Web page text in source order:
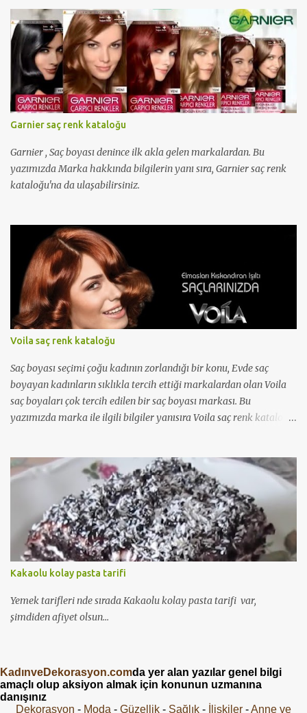
Garnier saç renk kataloğu
Garnier , Saç boyası denince ilk akla gelen markalardan. Bu
yazımızda Marka hakkında bilgilerin yanı sıra, Garnier saç renk
kataloğu'na da ulaşabilirsiniz.
Voila saç renk kataloğu
Saç boyası seçimi çoğu kadının zorlandığı bir konu, Evde saç
boyayan kadınların sıklıkla tercih ettiği markalardan olan Voila
saç boyaları çok tercih edilen bir saç boyası markası. Bu
yazımızda marka ile ilgili bilgiler yanısıra Voila saç renk kataloğu
Kakaolu kolay pasta tarifi
Yemek tarifleri nde sırada Kakaolu kolay pasta tarifi var,
şimdiden afiyet olsun...
KadınveDekorasyon.comda yer alan yazılar genel bilgi
amaçlı olup aksiyon almak için konunun uzmanına
danışınız
Dekorasyon - Moda - Güzellik - Sağlık - İlişkiler -Anne ve